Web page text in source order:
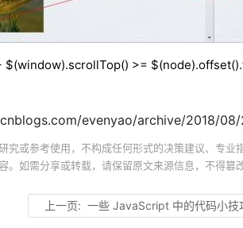
$(window).scrollTop() >=
evenyao/archive/2018/
究或参考使用，不构成任何形式的决策建议、专
。如需分享或转载，请保留原文来源信息，不得篡
上一页: 一些 JavaScript 中的代码小技